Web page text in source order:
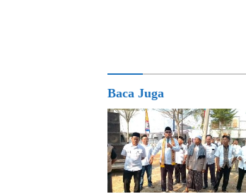
Baca Juga